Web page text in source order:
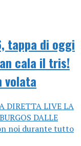
tappa di oggi
cala il tris!
volata
DIRETTA LIVE LA
DALLE
noi durante tutto